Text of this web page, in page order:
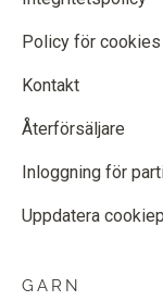
Policy för cookies
Kontakt
Återförsäljare
Inloggning för
Uppdatera
GARN